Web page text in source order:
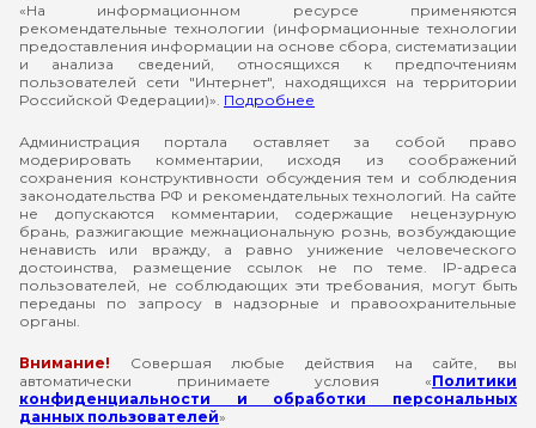
«На информационном ресурсе применяются
рекомендательные технологии (информационные технологии
предоставления информации на основе сбора, систематизации
и анализа сведений, относящихся к предпочтениям
пользователей сети "Интернет", находящихся на территории
Российской Федерации)». Подробнее
Администрация портала оставляет за собой право
модерировать комментарии, исходя из соображений
сохранения конструктивности обсуждения тем и соблюдения
законодательства РФ и рекомендательных технологий. На сайте
не допускаются комментарии, содержащие нецензурную
брань, разжигающие межнациональную рознь, возбуждающие
ненависть или вражду, а равно унижение человеческого
достоинства, размещение ссылок не по теме. IP-адреса
пользователей, не соблюдающих эти требования, могут быть
переданы по запросу в надзорные и правоохранительные
органы.
Внимание! Совершая любые действия на сайте, вы
автоматически принимаете условия «Политики
конфиденциальности и обработки персональных
данных пользователей»